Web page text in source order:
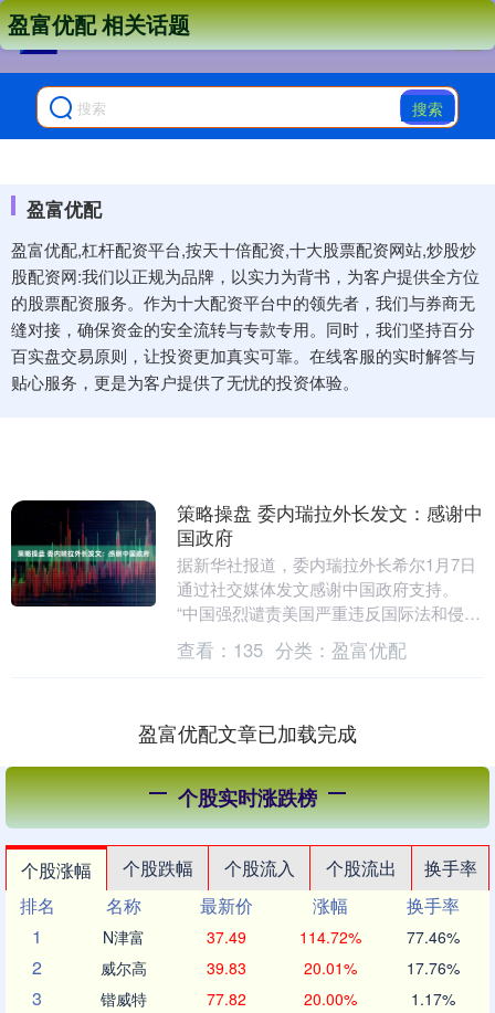
搜索
盈富优配
盈富优配,杠杆配资平台,按天十倍配资,十大股票配资网站,炒股炒
股配资网:我们以正规为品牌，以实力为背书，为客户提供全方位
的股票配资服务。作为十大配资平台中的领先者，我们与券商无
缝对接，确保资金的安全流转与专款专用。同时，我们坚持百分
百实盘交易原则，让投资更加真实可靠。在线客服的实时解答与
贴心服务，更是为客户提供了无忧的投资体验。
盈富优配 相关话题
策略操盘 委内瑞拉外长发文：感谢中
国政府
据新华社报道，委内瑞拉外长希尔1月7日
通过社交媒体发文感谢中国政府支持。
“中国强烈谴责美国严重违反国际法和侵犯
委内瑞拉主权的行为。”希尔写道，“委内
瑞拉总统尼....
查看： 135 分类： 盈富优配
盈富优配文章已加载完成
个股实时涨跌榜
个股涨幅 个股跌幅 个股流入 个股流出
换手率
排名
名称 最新价 涨幅
换手率
1
N津富 37.49 114.72% 77.46%
2 威尔高 39.83 20.01% 17.76%
3 锴威特 77.82 20.00% 1.17%